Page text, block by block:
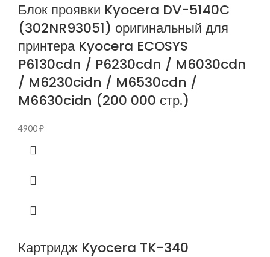
Блок проявки Kyocera DV-5140C
(302NR93051) оригинальный для
принтера Kyocera ECOSYS
P6130cdn / P6230cdn / M6030cdn
/ M6230cidn / M6530cdn /
M6630cidn (200 000 стр.)
4900₽
Картридж Kyocera TK-340